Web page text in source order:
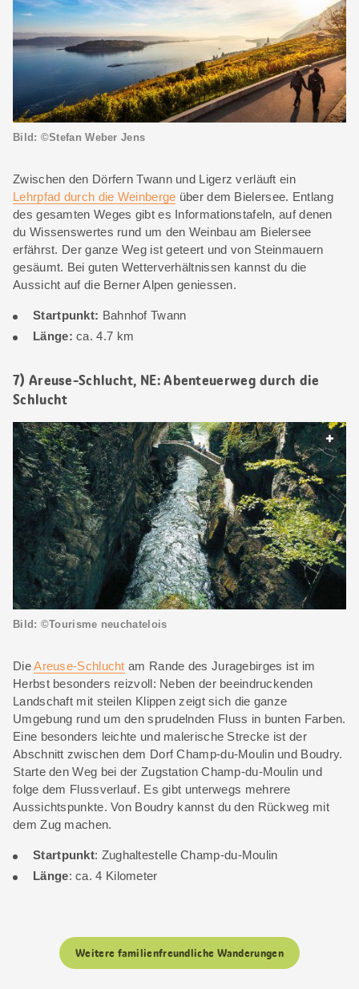
Bild: ©Stefan Weber Jens
Zwischen den Dörfern Twann und Ligerz verläuft ein
Lehrpfad durch die Weinberge über dem Bielersee. Entlang
des gesamten Weges gibt es Informationstafeln, auf denen
du Wissenswertes rund um den Weinbau am Bielersee
erfährst. Der ganze Weg ist geteert und von Steinmauern
gesäumt. Bei guten Wetterverhältnissen kannst du die
Aussicht auf die Berner Alpen geniessen.
Startpunkt: Bahnhof Twann
Länge: ca. 4.7 km
7) Areuse-Schlucht, NE: Abenteuerweg durch die
Schlucht
Bild: ©Tourisme neuchatelois
DieAreuse-Schlucht am Rande des Juragebirges ist im
Herbst besonders reizvoll: Neben der beeindruckenden
Landschaft mit steilen Klippen zeigt sich die ganze
Umgebung rund um den sprudelnden Fluss in bunten Farben.
Eine besonders leichte und malerische Strecke ist der
Abschnitt zwischen dem Dorf Champ-du-Moulin und Boudry.
Starte den Weg bei der Zugstation Champ-du-Moulin und
folge dem Flussverlauf. Es gibt unterwegs mehrere
Aussichtspunkte. Von Boudry kannst du den Rückweg mit
dem Zug machen.
Startpunkt: Zughaltestelle Champ-du-Moulin
Länge: ca. 4 Kilometer
Weitere familienfreundliche Wanderungen